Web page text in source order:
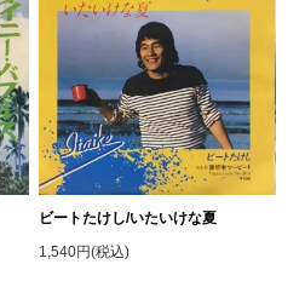
ビートたけし/いたいけな夏
1,540円(税込)